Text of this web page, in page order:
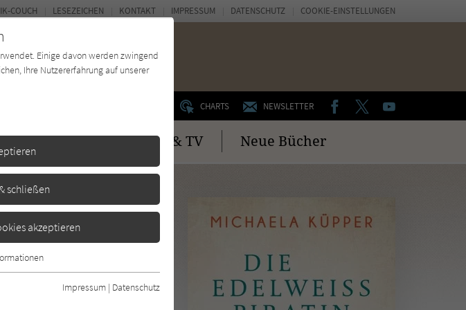
CHARTS NEWSLETTER FACEBOOKTWITTERYOUTUBE
Magazin Kino & TV Neue Bücher
COUCH LESEZEICHEN KONTAKT IMPRESSUM DATENSCHUTZ COOKIE-EINSTELLUNGEN
Einige davon werden zwingend
Ihre Nutzererfahrung auf unserer
schließen
akzeptieren
Funktionen der Webseite
die Webseite einwandfrei
Impressum | Datenschutz